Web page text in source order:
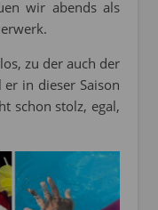
wir abends als
zu der auch der
in dieser Saison
schon stolz, egal,